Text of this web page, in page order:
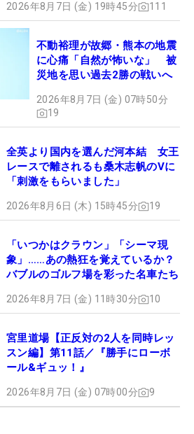
2026年8月7日 (金) 19時45分 111
不動裕理が故郷・熊本の地震
に心痛「自然が怖いな」 被
災地を思い過去2勝の戦いへ
2026年8月7日 (金) 07時50分
19
全英より国内を選んだ河本結 女王
レースで離されるも桑木志帆のVに
「刺激をもらいました」
2026年8月6日 (木) 15時45分 19
「いつかはクラウン」「シーマ現
象」……あの熱狂を覚えているか？
バブルのゴルフ場を彩った名車たち
2026年8月7日 (金) 11時30分 10
宮里道場【正反対の2人を同時レッ
スン編】第11話／『勝手にローボ
ール&ギュッ！』
2026年8月7日 (金) 07時00分 9